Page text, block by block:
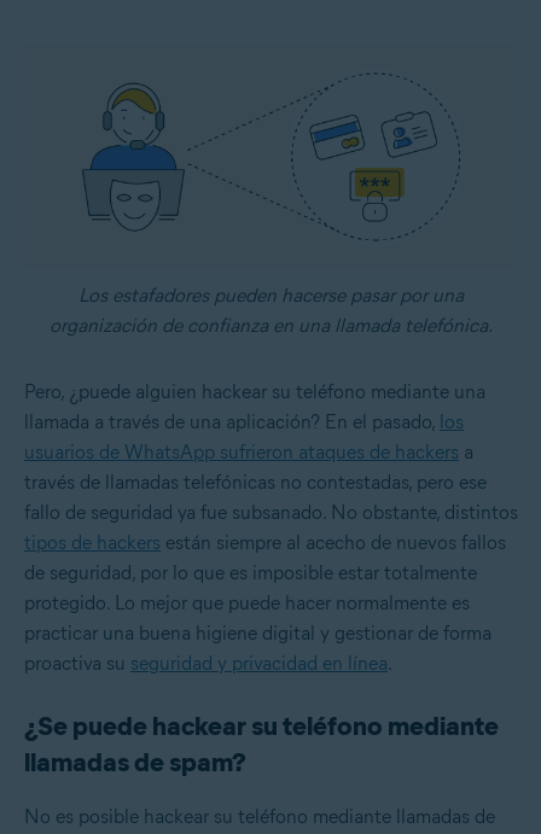
Los estafadores pueden hacerse pasar por una
organización de confianza en una llamada telefónica.
Pero, ¿puede alguien hackear su teléfono mediante una
llamada a través de una aplicación? En el pasado, los
usuarios de WhatsApp sufrieron ataques de hackers a
través de llamadas telefónicas no contestadas, pero ese
fallo de seguridad ya fue subsanado. No obstante, distintos
tipos de hackers están siempre al acecho de nuevos fallos
de seguridad, por lo que es imposible estar totalmente
protegido. Lo mejor que puede hacer normalmente es
practicar una buena higiene digital y gestionar de forma
proactiva su seguridad y privacidad en línea.
¿Se puede hackear su teléfono mediante
llamadas de spam?
No es posible hackear su teléfono mediante llamadas de